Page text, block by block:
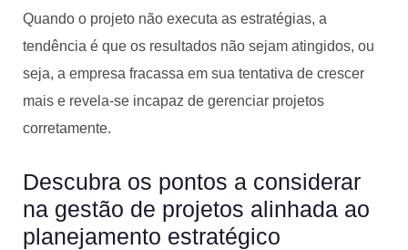
Quando o projeto não executa as estratégias, a
tendência é que os resultados não sejam atingidos, ou
seja, a empresa fracassa em sua tentativa de crescer
mais e revela-se incapaz de gerenciar projetos
corretamente.
Descubra os pontos a considerar
na gestão de projetos alinhada ao
planejamento estratégico